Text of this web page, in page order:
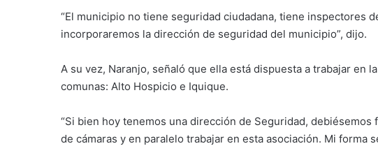
“El municipio no tiene seguridad ciudadana, tiene inspectores
incorporaremos la dirección de seguridad del municipio”, dijo.
A su vez, Naranjo, señaló que ella está dispuesta a trabajar en
comunas: Alto Hospicio e Iquique.
“Si bien hoy tenemos una dirección de Seguridad,
de cámaras y en paralelo trabajar en esta asociación. Mi forma